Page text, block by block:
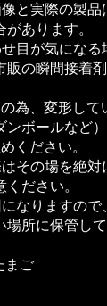
と実際の製品
あります。
目が気にな
販の瞬間接着
為、変形して
ンボールなど
ください。
その場を絶
ださい。
なりますので
所に保管して
まご